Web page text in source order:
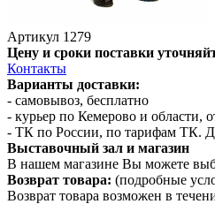
Артикул 1279
Цену и сроки поставки
Контакты
Варианты доставки:
- самовывоз, бесплатно
- курьер по Кемерово и области,
- ТК по России, по тарифам ТК.
Выставочный зал и магазин
В нашем магазине Вы можете
Возврат товара: (подробные
Возврат товара возможен в